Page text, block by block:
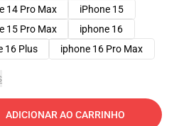
14 Pro Max
iPhone 15
15 Pro Max
iphone 16
16 Plus iphone 16 Pro Max
ADICIONAR AO CARRINHO